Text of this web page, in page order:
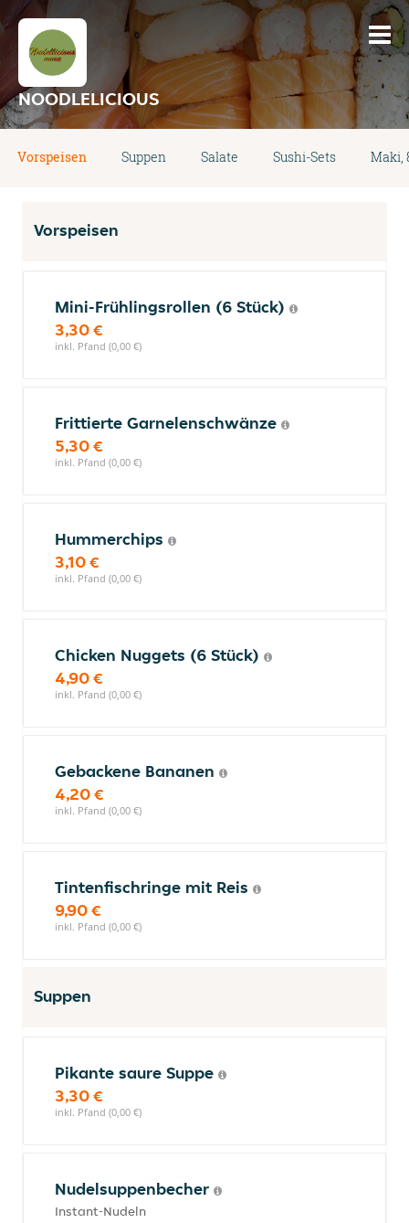
NOODLELICIOUS
Vorspeisen Suppen Salate Sushi-Sets Maki,
Vorspeisen
Mini-Frühlingsrollen (6 Stück)
3,30 €
inkl. Pfand (0,00 €)
Frittierte Garnelenschwänze
5,30 €
inkl. Pfand (0,00 €)
Hummerchips
3,10 €
inkl. Pfand (0,00 €)
Chicken Nuggets (6 Stück)
4,90 €
inkl. Pfand (0,00 €)
Gebackene Bananen
4,20 €
inkl. Pfand (0,00 €)
Tintenfischringe mit Reis
9,90 €
inkl. Pfand (0,00 €)
Suppen
Pikante saure Suppe
3,30 €
inkl. Pfand (0,00 €)
Nudelsuppenbecher
Instant-Nudeln